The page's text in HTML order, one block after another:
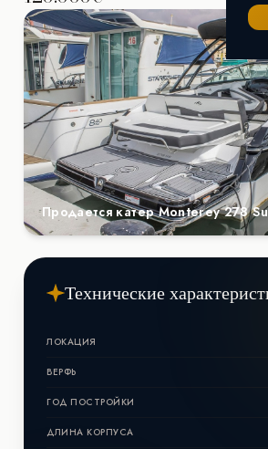
Продается катер Monterey 278
Технические
ЛОКАЦИЯ
ВЕРФЬ
ГОД ПОСТРОЙКИ
ДЛИНА КОРПУСА